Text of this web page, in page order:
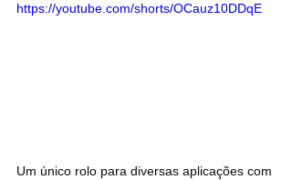
https://youtube.com/shorts/OCauz10DDqE
Um único rolo para diversas aplicações com